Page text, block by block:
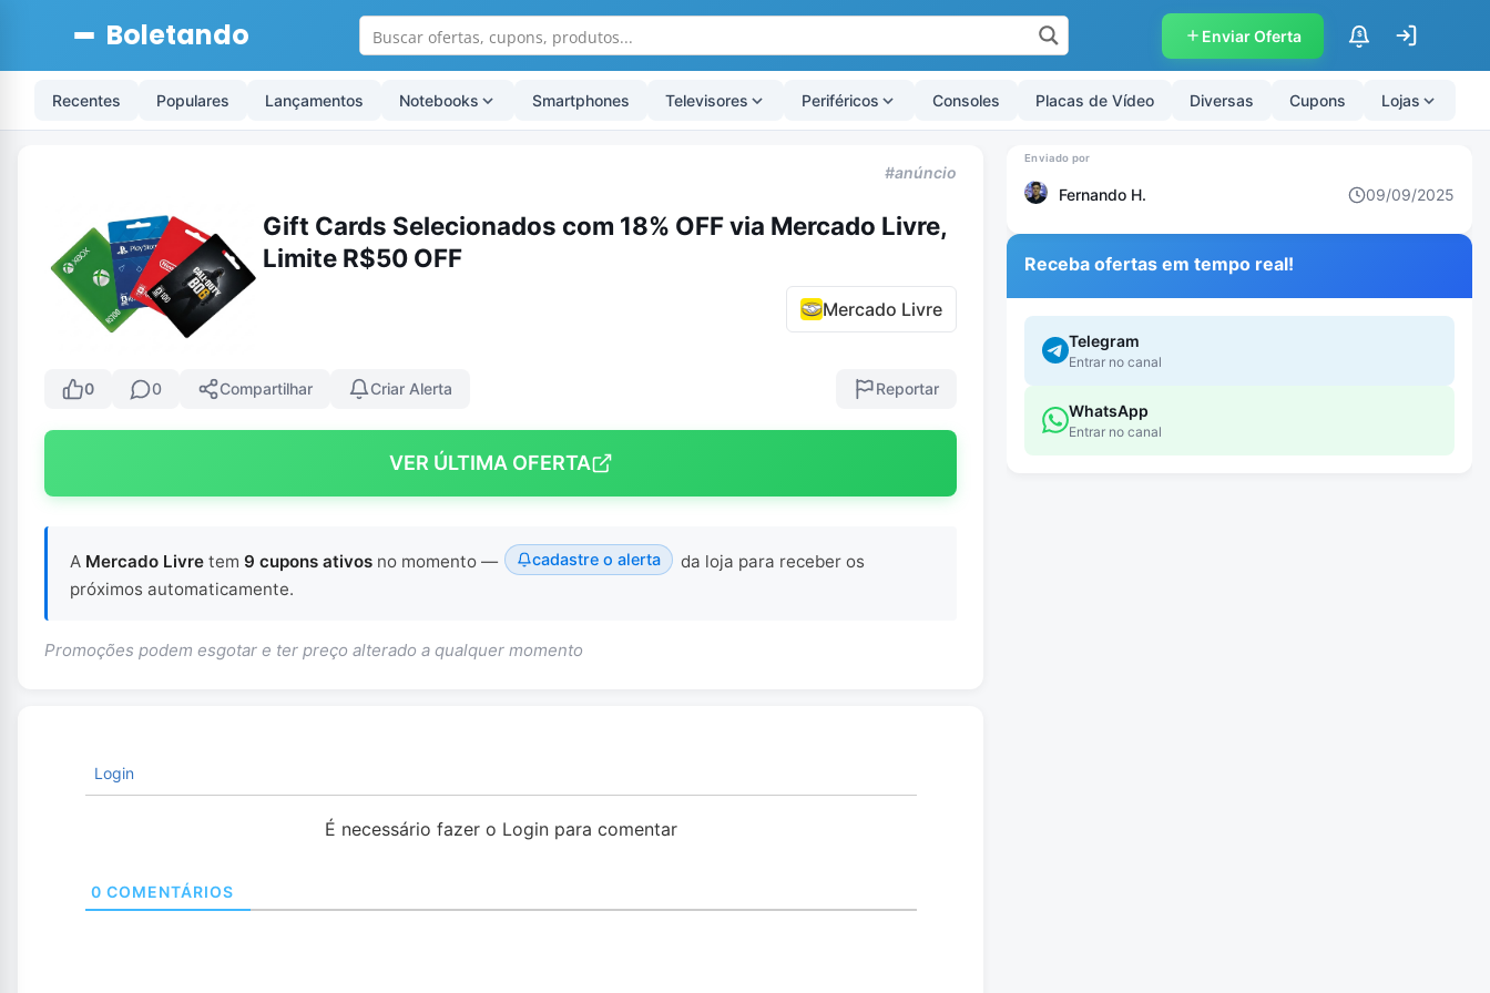
Boletando Enviar Oferta $
Recentes Populares Lançamentos Notebooks Smartphones Televisores Periféricos Consoles Placas de Vídeo Diversas Cupons Lojas
#anúncio
Gift Cards Selecionados com 18% OFF via Mercado Livre,
Limite R$50 OFF
Mercado Livre
0 0 Compartilhar Criar Alerta Reportar
VER ÚLTIMA OFERTA
A Mercado Livre tem 9 cupons ativos no momento — cadastre o alerta
da loja para receber os
próximos automaticamente.
Promoções podem esgotar e ter preço alterado a qualquer momento
Login
É necessário fazer o Login para comentar
0 COMENTÁRIOS
Fernando H. 09/09/2025
Receba ofertas em tempo real!
Telegram
Entrar no canal
WhatsApp
Entrar no canal